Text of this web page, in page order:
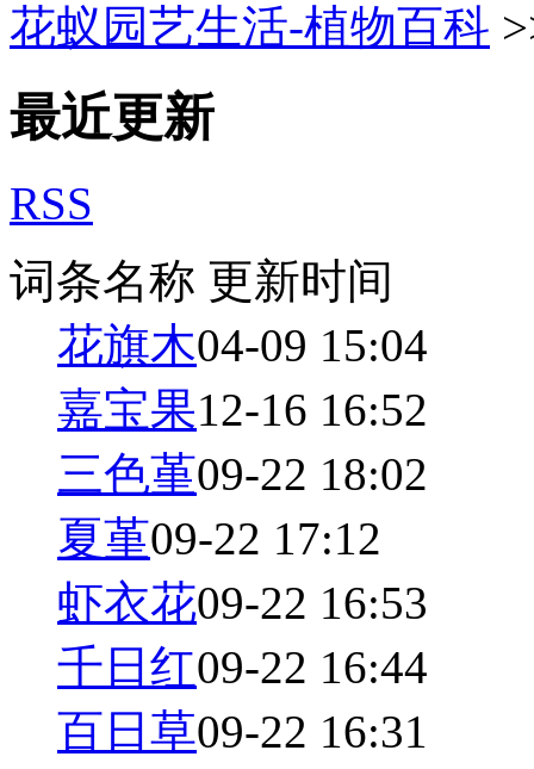
花蚁园艺生活-植物百科
最近更新
RSS
词条名称 更新时间
花旗木04-09 15:04
嘉宝果12-16 16:52
三色堇09-22 18:02
夏堇09-22 17:12
虾衣花09-22 16:53
千日红09-22 16:44
百日草09-22 16:31